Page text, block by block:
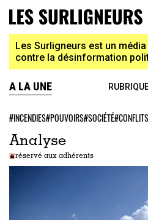
Les Surligneurs est un
contre la désinformation
A LA UNE
#INCENDIES#POUVOIRS#SOCIÉTÉ#CONFLITS
Analyse
réservé aux adhérents